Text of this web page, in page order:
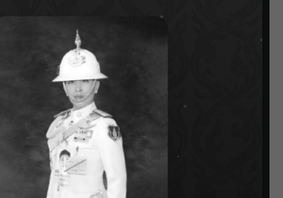
VARIETY
BEST ENTERTAINMENT